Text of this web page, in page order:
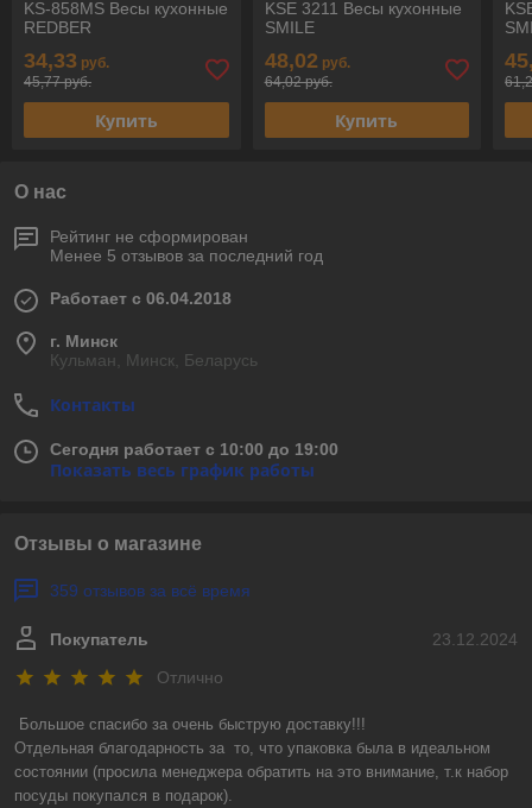
KS-858MS Весы кухонные
REDBER
34,33 руб.
45,77 руб.
Купить
KSE 3211 Весы кухонные
SMILE
48,02 руб.
64,02 руб.
Купить
О нас
Рейтинг не сформирован
Менее 5 отзывов за последний год
Работает с 06.04.2018
г. Минск
Кульман, Минск, Беларусь
Контакты
Сегодня работает с 10:00 до 19:00
Показать весь график работы
Отзывы о магазине
359 отзывов за всё время
23.12.2024
Покупатель
Отлично
Большое спасибо за очень быструю доставку!!!
Отдельная благодарность за  то, что упаковка была в идеальном
состоянии (просила менеджера обратить на это внимание, т.к набор
посуды покупался в подарок).